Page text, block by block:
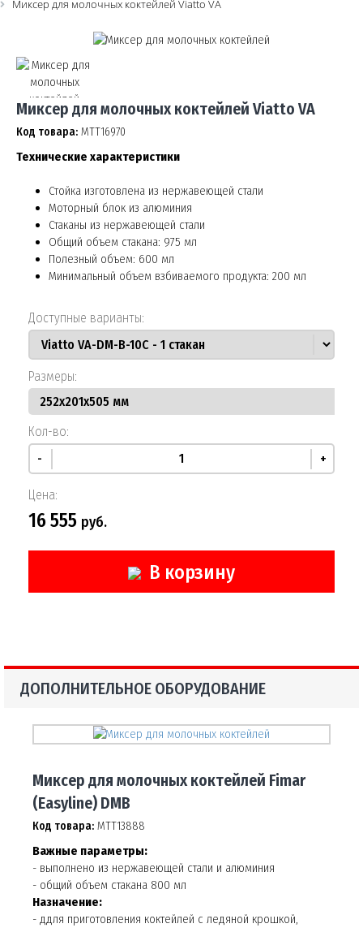
Миксер для молочных коктейлей Viatto VA
Миксер для молочных коктейлей Viatto VA
Код товара: МТТ16970
Технические характеристики
Стойка изготовлена из нержавеющей стали
Моторный блок из алюминия
Стаканы из нержавеющей стали
Общий объем стакана: 975 мл
Полезный объем: 600 мл
Минимальный объем взбиваемого продукта: 200 мл
Доступные варианты:
Размеры:
Кол-во:
- +
Цена:
16 555 руб.
В корзину
ДОПОЛНИТЕЛЬНОЕ ОБОРУДОВАНИЕ
Миксер для молочных коктейлей Fimar
(Easyline) DMB
Код товара: МТТ13888
Важные параметры:
- выполнено из нержавеющей стали и алюминия
- общий объем стакана 800 мл
Назначение:
- ддля приготовления коктейлей с ледяной крошкой,